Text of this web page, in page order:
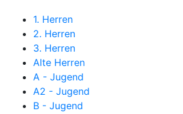
1. Herren
2. Herren
3. Herren
Alte Herren
A - Jugend
A2 - Jugend
B - Jugend